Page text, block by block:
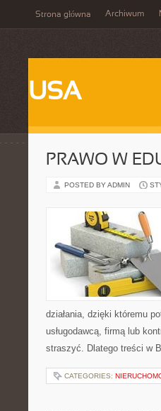
Strona główna Archiwum
USA
PRAWO W
POSTED BY ADMIN
działania, dzięki któremu
usługodawcą, firmą lub
straszyć. Dlatego treści w
CATEGORIES: